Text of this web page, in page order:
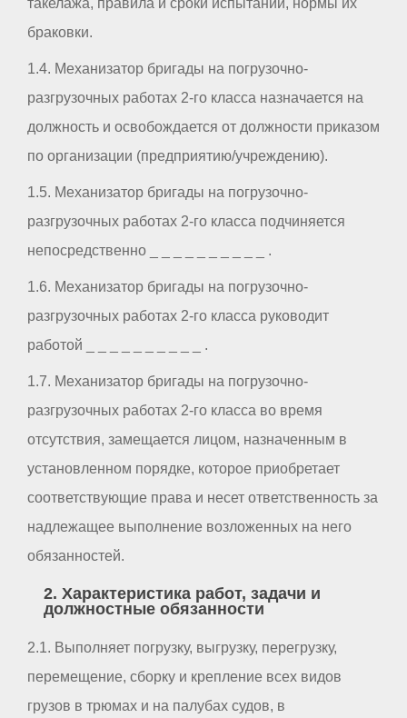
браковки.
1.4. Механизатор бригады на погрузочно-
разгрузочных работах 2-го класса назначается на
должность и освобождается от должности приказом
по организации (предприятию/учреждению).
1.5. Механизатор бригады на погрузочно-
разгрузочных работах 2-го класса подчиняется
непосредственно _ _ _ _ _ _ _ _ _ _ .
1.6. Механизатор бригады на погрузочно-
разгрузочных работах 2-го класса руководит
работой _ _ _ _ _ _ _ _ _ _ .
1.7. Механизатор бригады на погрузочно-
разгрузочных работах 2-го класса во время
отсутствия, замещается лицом, назначенным в
установленном порядке, которое приобретает
соответствующие права и несет ответственность за
надлежащее выполнение возложенных на него
обязанностей.
2. Характеристика работ, задачи и
должностные обязанности
2.1. Выполняет погрузку, выгрузку, перегрузку,
перемещение, сборку и крепление всех видов
грузов в трюмах и на палубах судов, в